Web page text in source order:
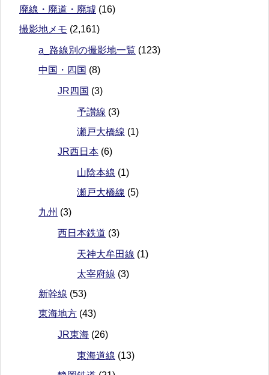
廃線・廃道・廃墟 (16)
撮影地メモ (2,161)
a_路線別の撮影地一覧 (123)
中国・四国 (8)
JR四国 (3)
予讃線 (3)
瀬戸大橋線 (1)
JR西日本 (6)
山陰本線 (1)
瀬戸大橋線 (5)
九州 (3)
西日本鉄道 (3)
天神大牟田線 (1)
太宰府線 (3)
新幹線 (53)
東海地方 (43)
JR東海 (26)
東海道線 (13)